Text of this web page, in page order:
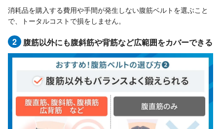
消耗品を購入する費用や手間が発生しない腹筋ベルトを選ぶこと
で、トータルコストで損をしません。
2 腹筋以外にも腹斜筋や背筋など広範囲をカバーできる